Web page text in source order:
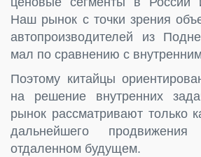
Наш рынок с точки зрения
автопроизводителей из
мал по сравнению с
Поэтому китайцы
на решение внутренних
рынок рассматривают только
дальнейшего
отдаленном будущем.